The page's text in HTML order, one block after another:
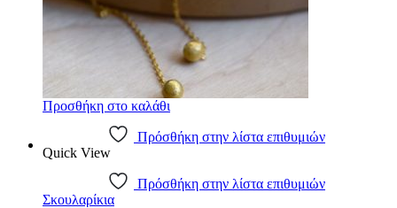
Προσθήκη στο καλάθι
Πρόσθήκη στην λίστα επιθυμιών
Quick View
Πρόσθήκη στην λίστα επιθυμιών
Σκουλαρίκια